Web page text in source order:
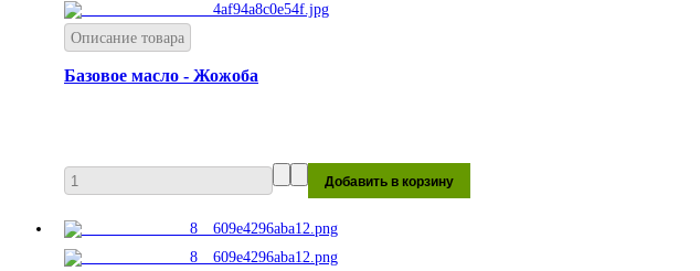
Описание товара
Базовое масло - Жожоба